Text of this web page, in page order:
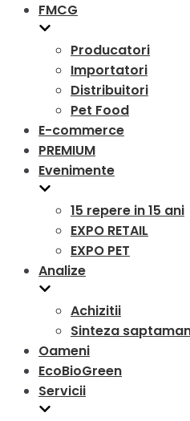
FMCG
Producatori
Importatori
Distribuitori
Pet Food
E-commerce
PREMIUM
Evenimente
15 repere in 15 ani
EXPO RETAIL
EXPO PET
Analize
Achizitii
Sinteza
Oameni
EcoBioGreen
Servicii